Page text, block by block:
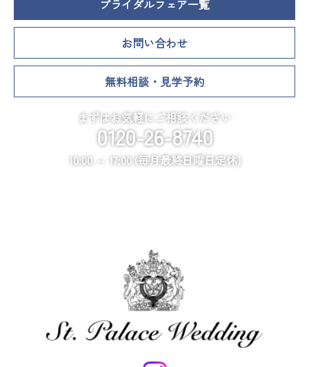
ブライダルフェア一覧
お問い合わせ
無料相談・見学予約
まずはお気軽にご相談ください
0120-26-8740
10:00 ～ 17:00 (毎月最終日曜日定休)